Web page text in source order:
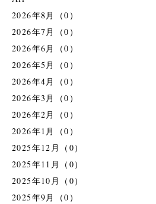
2026年8月（0）
2026年7月（0）
2026年6月（0）
2026年5月（0）
2026年4月（0）
2026年3月（0）
2026年2月（0）
2026年1月（0）
2025年12月（0）
2025年11月（0）
2025年10月（0）
2025年9月（0）